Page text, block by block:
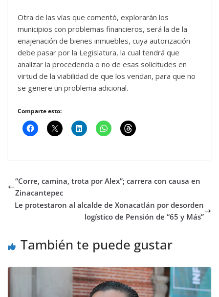
Otra de las vías que comentó, explorarán los
municipios con problemas financieros, será la de la
enajenación de bienes inmuebles, cuya autorización
debe pasar por la Legislatura, la cual tendrá que
analizar la procedencia o no de esas solicitudes en
virtud de la viabilidad de que los vendan, para que no
se genere un problema adicional.
Comparte esto:
“Corre, camina, trota por Alex”; carrera con causa en
Zinacantepec
Le protestaron al alcalde de Xonacatlán por desorden
logístico de Pensión de “65 y Más”
También te puede gustar